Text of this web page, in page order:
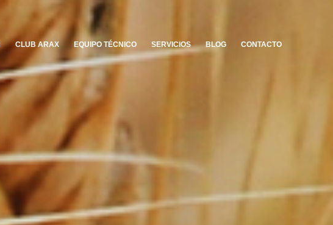
CLUB ARAX EQUIPO TÉCNICO SERVICIOS BLOG CONTACTO